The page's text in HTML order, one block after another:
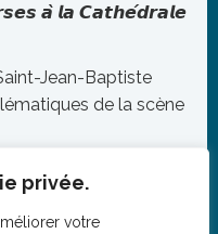
privée.
votre
𝙖̀ 𝙡𝙖 𝘾𝙖𝙩𝙝𝙚́𝙙𝙧𝙖𝙡𝙚
Jean-Baptiste
de la scène